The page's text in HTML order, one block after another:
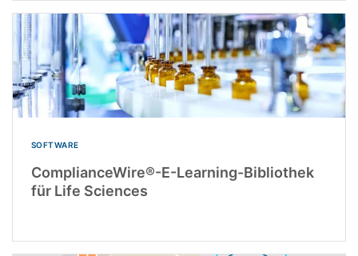
SOFTWARE
ComplianceWire®-E-Learning-Bibliothek
für Life Sciences